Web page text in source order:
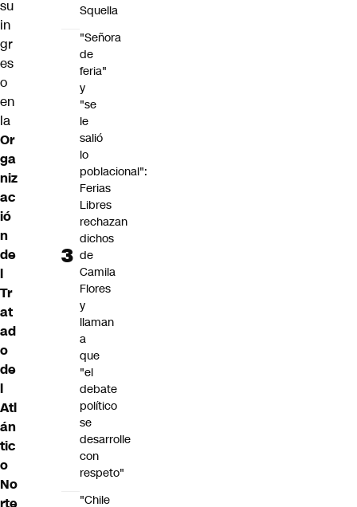
su
in
gr
es
o
en
la
Or
ga
niz
ac
ió
n
de
l
Tr
at
ad
o
de
l
Atl
án
tic
o
No
rte
Squella
"Señora
de
feria"
y
"se
le
salió
lo
poblacional":
Ferias
Libres
rechazan
dichos
de
Camila
Flores
y
llaman
a
que
"el
debate
político
se
desarrolle
con
respeto"
"Chile